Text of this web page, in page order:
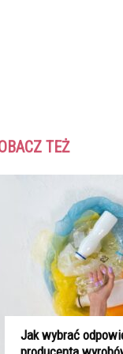
TEŻ
Jak wybrać